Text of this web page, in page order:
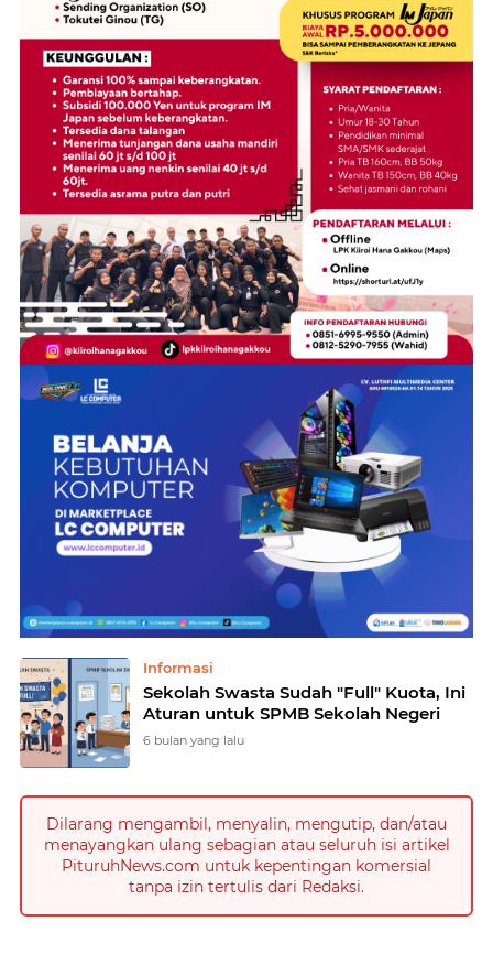
Informasi
Sekolah Swasta Sudah "Full" Kuota, Ini
Aturan untuk SPMB Sekolah Negeri
6 bulan yang lalu
Dilarang mengambil, menyalin, mengutip, dan/atau
menayangkan ulang sebagian atau seluruh isi artikel
PituruhNews.com untuk kepentingan komersial
tanpa izin tertulis dari Redaksi.